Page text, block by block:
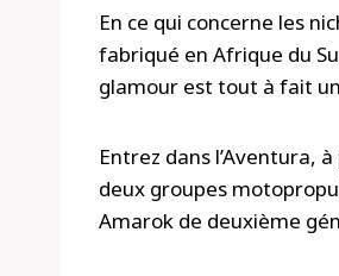
En ce qui concerne les
fabriqué en Afrique du
glamour est tout à fait
Entrez dans l’Aventura,
deux groupes
Amarok de deuxième